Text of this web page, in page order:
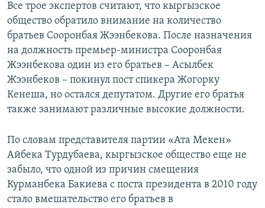
Все трое экспертов считают, что кыргызское
общество обратило внимание на количество
братьев Сооронбая Жээнбекова. После назначения
на должность премьер-министра Сооронбая
Жээнбекова один из его братьев – Асылбек
Жээнбеков – покинул пост спикера Жогорку
Кенеша, но остался депутатом. Другие его братья
также занимают различные высокие должности.
​По словам представителя партии «Ата Мекен»
Айбека Турдубаева, кыргызское общество еще не
забыло, что одной из причин смещения
Курманбека Бакиева с поста президента в 2010 году
стало вмешательство его братьев в